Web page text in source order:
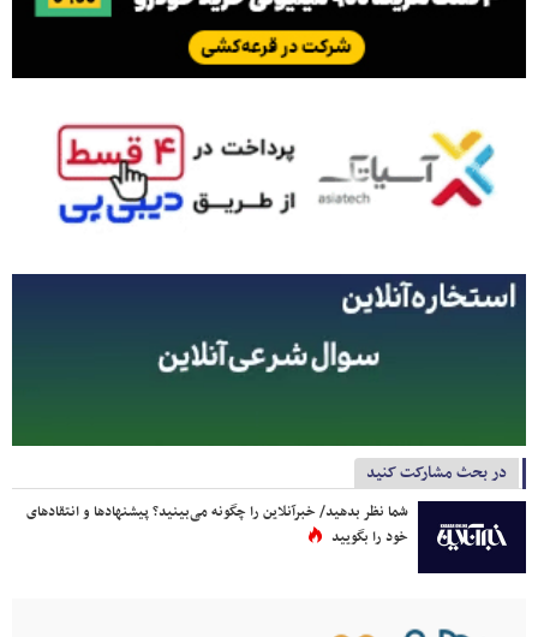
در بحث مشارکت کنید
شما نظر بدهید/ خبرآنلاین را چگونه می‌بینید؟ پیشنهادها و انتقادهای
خود را بگویید